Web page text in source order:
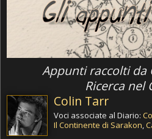
Appunti raccolti da
Ricerca nel
Colin Tarr
Voci associate al Diario:
Il Continente di Sarakon,